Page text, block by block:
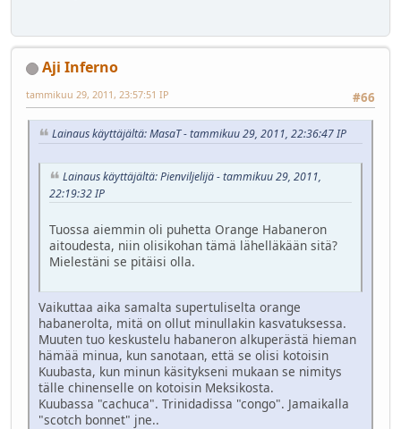
Aji Inferno
#66
tammikuu 29, 2011, 23:57:51 IP
Lainaus käyttäjältä: MasaT - tammikuu 29, 2011, 22:36:47 IP
Lainaus käyttäjältä: Pienviljelijä - tammikuu 29, 2011,
22:19:32 IP
Tuossa aiemmin oli puhetta Orange Habaneron
aitoudesta, niin olisikohan tämä lähelläkään sitä?
Mielestäni se pitäisi olla.
Vaikuttaa aika samalta supertuliselta orange
habanerolta, mitä on ollut minullakin kasvatuksessa.
Muuten tuo keskustelu habaneron alkuperästä hieman
hämää minua, kun sanotaan, että se olisi kotoisin
Kuubasta, kun minun käsitykseni mukaan se nimitys
tälle chinenselle on kotoisin Meksikosta.
Kuubassa "cachuca". Trinidadissa "congo". Jamaikalla
"scotch bonnet" jne..